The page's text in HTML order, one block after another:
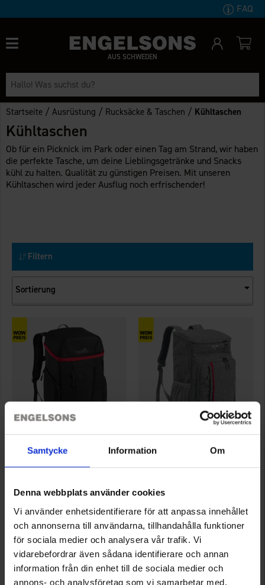
Samtycke Information Om
Denna webbplats använder cookies
Vi använder enhetsidentifierare för att anpassa innehållet
och annonserna till användarna, tillhandahålla funktioner
för sociala medier och analysera vår trafik. Vi
vidarebefordrar även sådana identifierare och annan
information från din enhet till de sociala medier och
annons- och analysföretag som vi samarbetar med.
FAQ
AUS SCHWEDEN
Startseite /Ausrüstung / Rucksäcke & Taschen / Kühltaschen
Kühltaschen
Ob für ein Picknick im Park oder einen Tag am Strand, wir haben
die perfekte Tasche, um deine Lieblingsgetränke und Snacks
kühl zu halten. Qualität zu günstigen Preisen. Mit unseren
Kühltaschen wird jeder Ausflug noch erfrischender!
Filtern
Sortierung
1245
24,95 €
Bewertung: 4.4 von 5 Sternen
1229
39 €
Bewertung: 4.6 von 5 Sternen
Angezeigt werden 1–2 von 2 Produkten